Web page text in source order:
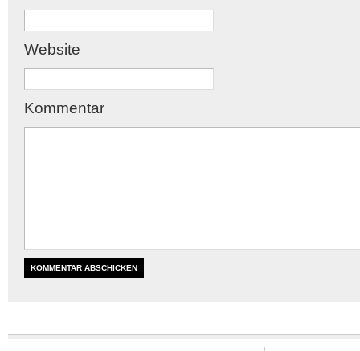
Website
Kommentar